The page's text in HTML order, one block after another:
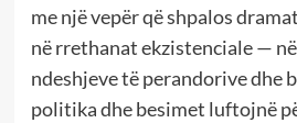
me një vepër që shpalos
në rrethanat ekzistenciale —
ndeshjeve të perandorive dhe
politika dhe besimet luftojnë